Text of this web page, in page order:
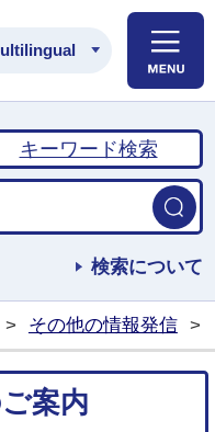
土浦市公式ホームペ
キーワード検索
検索について
> その他の情報発信 >
案内